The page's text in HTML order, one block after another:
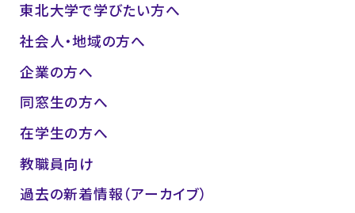
東北大学で学びたい方へ
社会人・地域の方へ
企業の方へ
同窓生の方へ
在学生の方へ
教職員向け
過去の新着情報（アーカイブ）